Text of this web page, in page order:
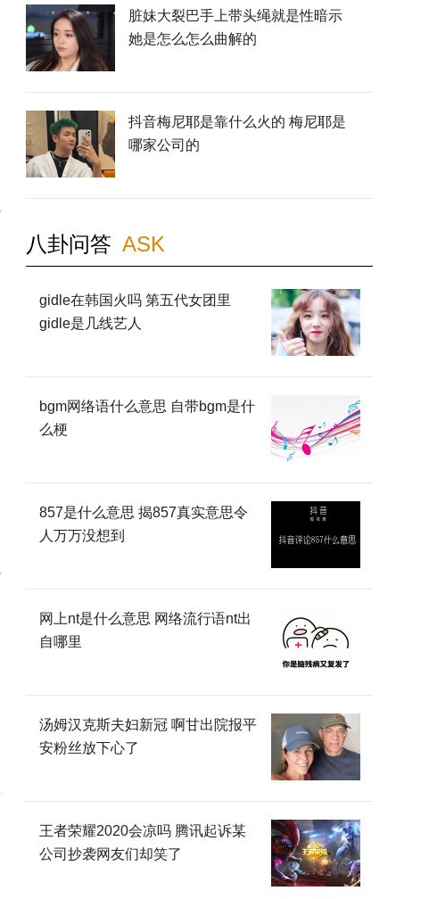
脏妹大裂巴手上带头绳就是性暗示
她是怎么怎么曲解的
抖音梅尼耶是靠什么火的 梅尼耶是
哪家公司的
八卦问答 ASK
gidle在韩国火吗 第五代女团里
gidle是几线艺人
bgm网络语什么意思 自带bgm是什
么梗
857是什么意思 揭857真实意思令
人万万没想到
网上nt是什么意思 网络流行语nt出
自哪里
汤姆汉克斯夫妇新冠 啊甘出院报平
安粉丝放下心了
王者荣耀2020会凉吗 腾讯起诉某
公司抄袭网友们却笑了